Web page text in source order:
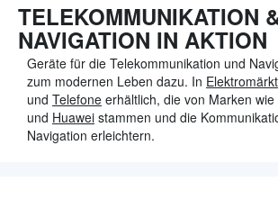
Standort festlegen
TELEKOMMUNIKATION
NAVIGATION IN AKTION
Geräte für die Telekommunikation und
zum modernen Leben dazu. In
und Telefone erhältlich, die von Marken wie
und Huawei stammen und die
Navigation erleichtern.